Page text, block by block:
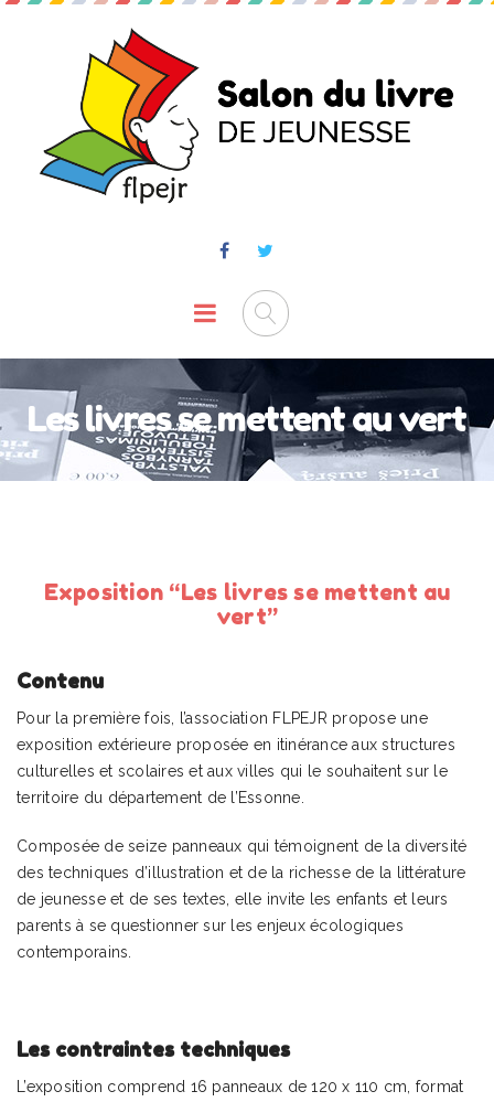
Les livres se mettent au vert
Exposition “Les livres se mettent au
vert”
Contenu
Pour la première fois, l’association FLPEJR propose une
exposition extérieure proposée en itinérance aux structures
culturelles et scolaires et aux villes qui le souhaitent sur le
territoire du département de l’Essonne.
Composée de seize panneaux qui témoignent de la diversité
des techniques d’illustration et de la richesse de la littérature
de jeunesse et de ses textes, elle invite les enfants et leurs
parents à se questionner sur les enjeux écologiques
contemporains.
Les contraintes techniques
L’exposition comprend 16 panneaux de 120 x 110 cm, format